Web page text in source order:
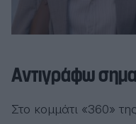
Αντιγράφω
Στο κομμάτι «360»